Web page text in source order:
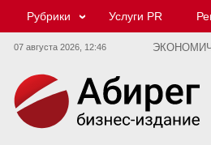
Рубрики Услуги PR
07 августа 2026, 12:46